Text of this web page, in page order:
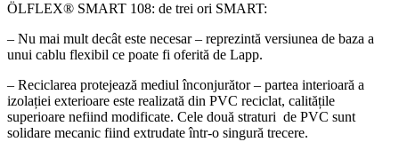
ÖLFLEX® SMART 108: de trei ori SMART:
– Nu mai mult decât este necesar – reprezintă versiunea de baza a
unui cablu flexibil ce poate fi oferită de Lapp.
– Reciclarea protejează mediul înconjurător – partea interioară a
izolației exterioare este realizată din PVC reciclat, calitățile
superioare nefiind modificate. Cele două straturi de PVC sunt
solidare mecanic fiind extrudate într-o singură trecere.